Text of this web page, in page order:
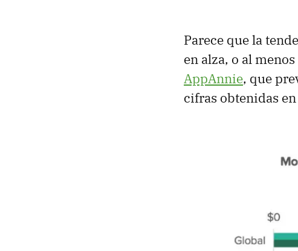
Parece que la
en alza, o al
AppAnnie, que
cifras obtenidas